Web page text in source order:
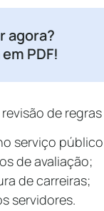
agora?
PDF!
de
serviço
de avaliação;
de carreiras;
servidores.